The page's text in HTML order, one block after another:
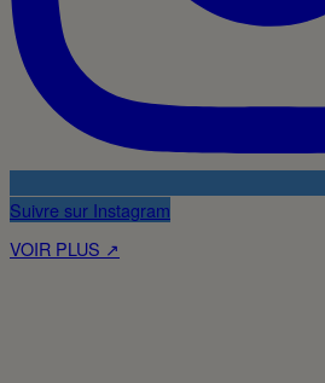
Suivre sur Instagram
VOIR PLUS ↗